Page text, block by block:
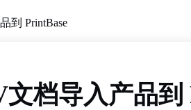
到 PrintBase
文档导入产品到